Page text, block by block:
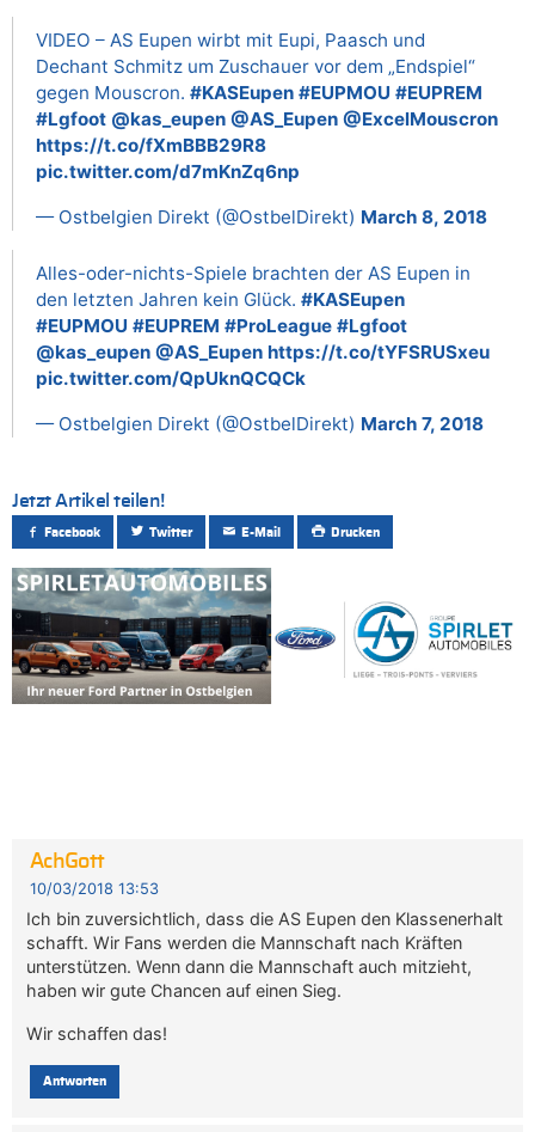
VIDEO – AS Eupen wirbt mit Eupi, Paasch und
Dechant Schmitz um Zuschauer vor dem „Endspiel“
gegen Mouscron. #KASEupen #EUPMOU #EUPREM
#Lgfoot @kas_eupen @AS_Eupen @ExcelMouscron
https://t.co/fXmBBB29R8
pic.twitter.com/d7mKnZq6np
— Ostbelgien Direkt (@OstbelDirekt) March 8, 2018
Alles-oder-nichts-Spiele brachten der AS Eupen in
den letzten Jahren kein Glück. #KASEupen
#EUPMOU #EUPREM #ProLeague #Lgfoot
@kas_eupen @AS_Eupen https://t.co/tYFSRUSxeu
pic.twitter.com/QpUknQCQCk
— Ostbelgien Direkt (@OstbelDirekt) March 7, 2018
Jetzt Artikel teilen!
Facebook Twitter E-Mail Drucken
AchGott
10/03/2018 13:53
Ich bin zuversichtlich, dass die AS Eupen den Klassenerhalt
schafft. Wir Fans werden die Mannschaft nach Kräften
unterstützen. Wenn dann die Mannschaft auch mitzieht,
haben wir gute Chancen auf einen Sieg.
Wir schaffen das!
Antworten